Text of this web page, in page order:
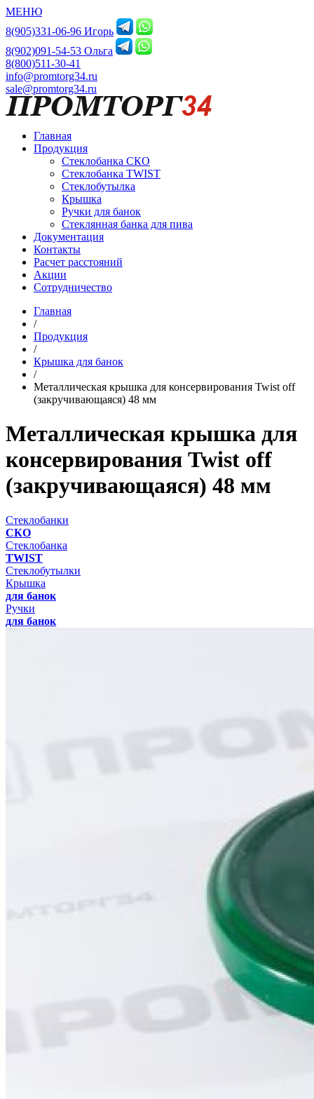
МЕНЮ
8(905)331-06-96 Игорь
8(902)091-54-53 Ольга
8(800)511-30-41
info@promtorg34.ru
sale@promtorg34.ru
Главная
Продукция
Стеклобанка СКО
Стеклобанка TWIST
Стеклобутылка
Крышка
Ручки для банок
Стеклянная банка для пива
Документация
Контакты
Расчет расстояний
Акции
Сотрудничество
Главная
/
Продукция
/
Крышка для банок
/
Металлическая крышка для консервирования Twist off
(закручивающаяся) 48 мм
Металлическая крышка для
консервирования Twist off
(закручивающаяся) 48 мм
Стеклобанки
СКО
Стеклобанка
TWIST
Стеклобутылки
Крышка
для банок
Ручки
для банок